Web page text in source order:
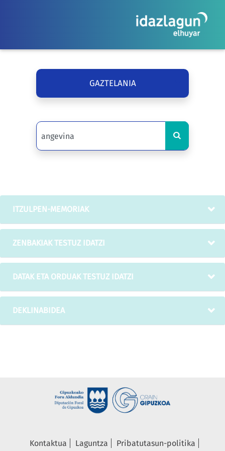
GAZTELANIA
ITZULPEN-MEMORIAK
ZENBAKIAK TESTUZ IDATZI
DATAK ETA ORDUAK TESTUZ IDATZI
DEKLINABIDEA
Kontaktua Laguntza
Pribatutasun-politika